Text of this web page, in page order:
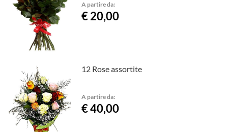
A partire da:
€ 20,00
12 Rose assortite
A partire da:
€ 40,00